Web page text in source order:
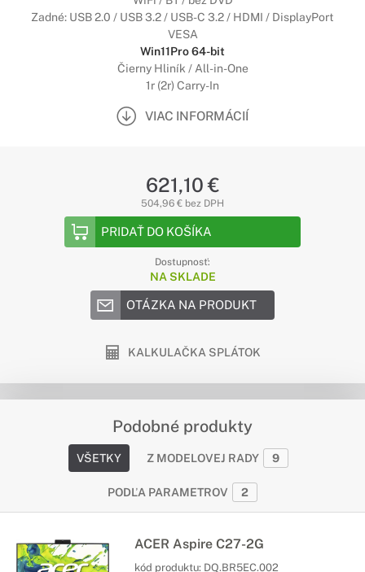
Zadné: USB 2.0 / USB 3.2 / USB-C 3.2 / HDMI / DisplayPort
VESA
Win11Pro 64-bit
Čierny Hliník / All-in-One
1r (2r) Carry-In
VIAC INFORMÁCIÍ
621,10 €
504,96 € bez DPH
PRIDAŤ DO KOŠÍKA
Dostupnosť:
NA SKLADE
OTÁZKA NA PRODUKT
KALKULAČKA SPLÁTOK
Podobné produkty
VŠETKY Z MODELOVEJ RADY 9
PODĽA PARAMETROV 2
ACER Aspire C27-2G
kód produktu: DQ.BR5EC.002